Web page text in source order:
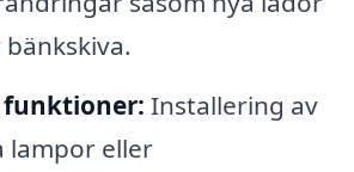
funktioner: Installering av
lampor eller